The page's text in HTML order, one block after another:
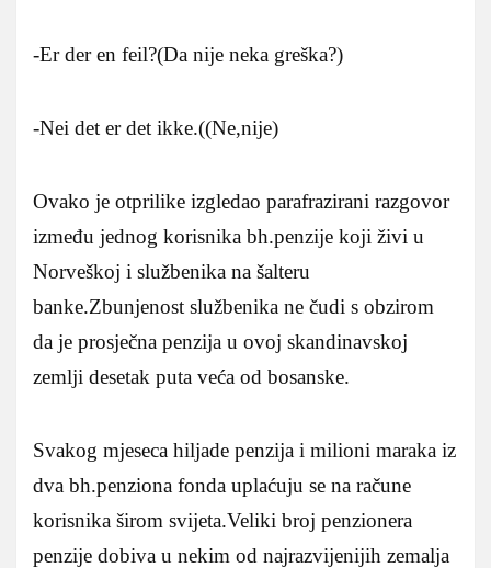
-Er der en feil?(Da nije neka greška?)
-Nei det er det ikke.((Ne,nije)
Ovako je otprilike izgledao parafrazirani razgovor
između jednog korisnika bh.penzije koji živi u
Norveškoj i službenika na šalteru
banke.Zbunjenost službenika ne čudi s obzirom
da je prosječna penzija u ovoj skandinavskoj
zemlji desetak puta veća od bosanske.
Svakog mjeseca hiljade penzija i milioni maraka iz
dva bh.penziona fonda uplaćuju se na račune
korisnika širom svijeta.Veliki broj penzionera
penzije dobiva u nekim od najrazvijenijih zemalja